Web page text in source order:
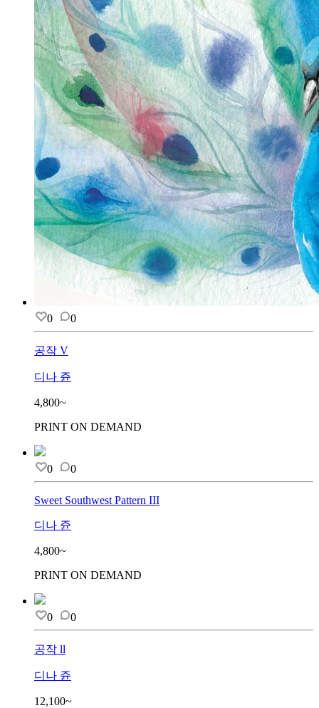
0 0
공작 V
디나 쥰
4,800~
PRINT ON DEMAND
0 0
Sweet Southwest Pattern III
디나 쥰
4,800~
PRINT ON DEMAND
0 0
공작 ll
디나 쥰
12,100~